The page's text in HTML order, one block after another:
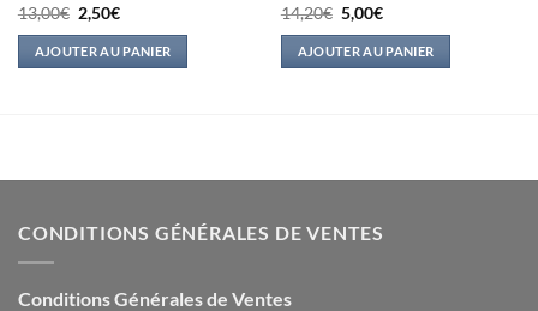
13,00€ Le
prix
initial
était :
13,00€.
2,50€Le
actuel
est :
2,50€.
AJOUTER AU PANIER
14,20€ Le
prix
initial
était :
14,20€.
5,00€Le
actuel
est :
5,00€.
AJOUTER AU PANIER
CONDITIONS GÉNÉRALES DE VENTES
Conditions Générales de Ventes